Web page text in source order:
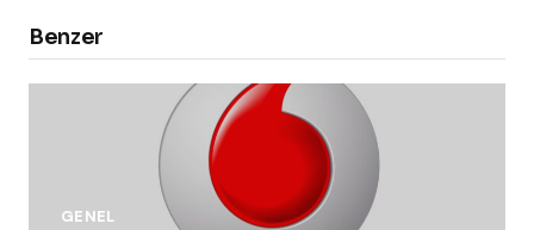
Benzer
GENEL